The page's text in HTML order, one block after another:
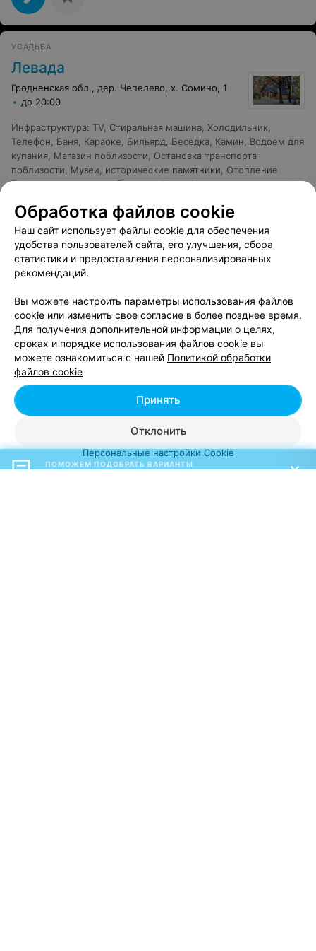
УСАДЬБА
Левада
Гродненская обл., дер. Чепелево, х. Сомино, 1
до 20:00
Инфраструктура: TV Стиральная машина Холодильник
Телефон
Баня Караоке Бильярд Беседка Камин
Водоем для
купания Магазин поблизости
Остановка транспорта
поблизости
Музеи, исторические памятники
Отопление
Развлечения и услуги:Банкетный зал,Медицинская помощь
Гродненский р-н, д. Кадыш, 1
Инфраструктура:Wi-Fi,TV,Стиральная машина,Холодильник
Телефон,Баня,Бильярд ,Беседка ,Водоем для купания,
Отопление
Развлечения и услуги
,
Охота
Для корпоратива
Обработка файлов cookie
Наш сайт использует файлы cookie для обеспечения
удобства пользователей сайта, его улучшения, сбора
статистики и предоставления персонализированных
рекомендаций.
Вы можете настроить параметры использования файлов
cookie или изменить свое согласие в более позднее время.
Для получения дополнительной информации о целях,
сроках и порядке использования файлов cookie вы
можете ознакомиться с нашей Политикой обработки
файлов cookie
Отклонить
Принять
Персональные настройки Cookie
«Отдых в коттедже»